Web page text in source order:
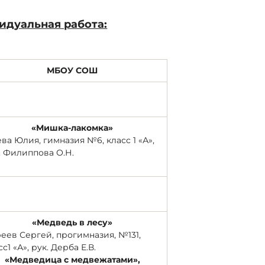
работа:
МБОУ СОШ
«Мишка-лакомка»
Юлия, гимназия №6, класс 1 «А»,
Филиппова О.Н.
«Медведь в лесу»
Сергей, прогимназия, №131,
«А», рук. Дерба Е.В.
«Медведица с медвежатами»,